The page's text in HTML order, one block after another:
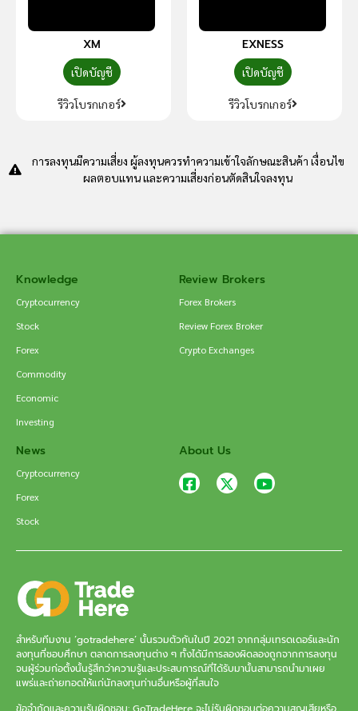
XM
เปิดบัญชี
รีวิวโบรกเกอร์
EXNESS
เปิดบัญชี
รีวิวโบรกเกอร์
การลงทุนมีความเสี่ยง ผู้ลงทุนควรทำความเข้าใจลักษณะสินค้า เงื่อนไข
ผลตอบแทน และความเสี่ยงก่อนตัดสินใจลงทุน
Knowledge
Cryptocurrency
Stock
Forex
Commodity
Economic
Investing
Review Brokers
Forex Brokers
Review Forex Broker
Crypto Exchanges
News
Cryptocurrency
Forex
Stock
About Us
สำหรับทีมงาน ‘gotradehere’ นั้นรวมตัวกันในปี 2021 จากกลุ่มเทรดเดอร์และนัก
ลงทุนที่ชอบศึกษา ตลาดการลงทุนต่าง ๆ ทั้งได้มีการลองผิดลองถูกจากการลงทุน
จนผู้ร่วมก่อตั้งนั้นรู้สึกว่าความรู้และประสบการณ์ที่ได้รับมานั้นสามารถนำมาเผย
แพร่และถ่ายทอดให้แก่นักลงทุนท่านอื่นหรือผู้ที่สนใจ